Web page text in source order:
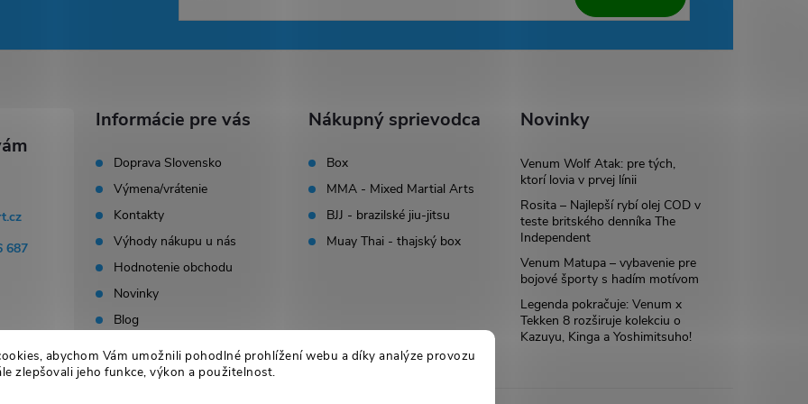
abychom Vám umožnili pohodlné prohlížení webu a díky analýze provozu
zlepšovali jeho funkce, výkon a použitelnost.
687
Informácie pre vás
Doprava Slovensko
Výmena/vrátenie
Kontakty
Výhody nákupu u nás
Hodnotenie obchodu
Novinky
Blog
Nákupný sprievodca
Box
MMA - Mixed Martial Arts
BJJ - brazilské jiu-jitsu
Muay Thai - thajský box
Novinky
Venum Wolf Atak: pre tých,
ktorí lovia v prvej línii
Rosita – Najlepší rybí olej COD v
teste britského denníka The
Independent
Venum Matupa – vybavenie pre
bojové športy s hadím motívom
Legenda pokračuje: Venum x
Tekken 8 rozširuje kolekciu o
Kazuyu, Kinga a Yoshimitsuho!